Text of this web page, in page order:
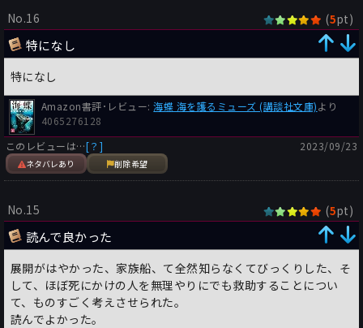
No.16 (5pt)
特になし
特になし
Amazon書評･レビュー:海蝶 海を護るミューズ (講談社文庫)より
4065276128
このレビューは…[？]
ネタバレあり 削除希望
2023/09/23
No.15 (5pt)
読んで良かった
展開がはやかった、家族船、て全然知らなくてびっくりした、そ
して、ほぼ死にかけの人を無理やりにでも救助することについ
て、ものすごく考えさせられた。
読んでよかった。